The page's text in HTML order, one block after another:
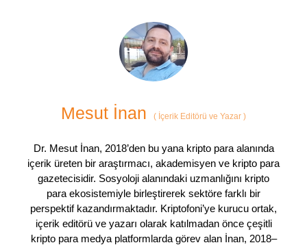
Mesut İnan ( İçerik Editörü ve Yazar )
Dr. Mesut İnan, 2018’den bu yana kripto para alanında
içerik üreten bir araştırmacı, akademisyen ve kripto para
gazetecisidir. Sosyoloji alanındaki uzmanlığını kripto
para ekosistemiyle birleştirerek sektöre farklı bir
perspektif kazandırmaktadır. Kriptofoni’ye kurucu ortak,
içerik editörü ve yazarı olarak katılmadan önce çeşitli
kripto para medya platformlarda görev alan İnan, 2018–